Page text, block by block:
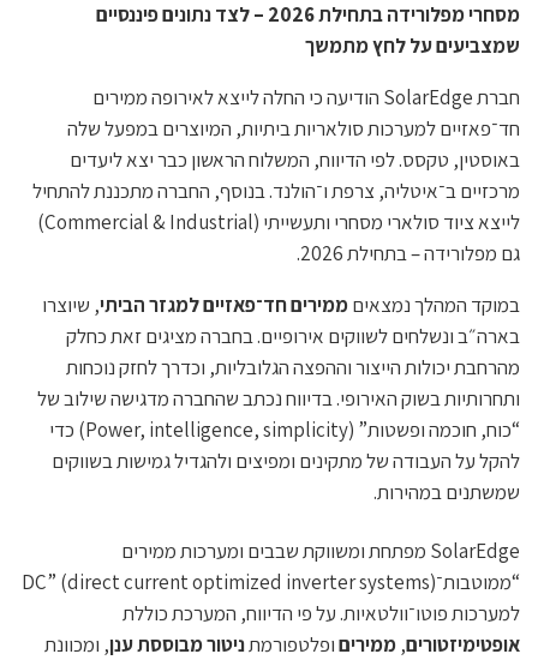
מסחרי מפלורידה בתחילת 2026 – לצד נתונים פיננסיים
שמצביעים על לחץ מתמשך
חברת SolarEdge הודיעה כי החלה לייצא לאירופה ממירים
חד־פאזיים למערכות סולאריות ביתיות, המיוצרים במפעל שלה
באוסטין, טקסס. לפי הדיווח, המשלוח הראשון כבר יצא ליעדים
מרכזיים ב־איטליה, צרפת ו־הולנד. בנוסף, החברה מתכננת להתחיל
לייצא ציוד סולארי מסחרי ותעשייתי (Commercial & Industrial)
גם מפלורידה – בתחילת 2026.
במוקד המהלך נמצאיםממירים חד־פאזיים למגזר הביתי, שיוצרו
בארה״ב ונשלחים לשווקים אירופיים. בחברה מציגים זאת כחלק
מהרחבת יכולות הייצור וההפצה הגלובליות, וכדרך לחזק נוכחות
ותחרותיות בשוק האירופי. בדיווח נכתב שהחברה מדגישה שילוב של
“כוח, חוכמה ופשטות” (Power, intelligence, simplicity) כדי
להקל על העבודה של מתקינים ומפיצים ולהגדיל גמישות בשווקים
שמשתנים במהירות.
SolarEdge מפתחת ומשווקת שבבים ומערכות ממירים
“ממוטבות־DC” (direct current optimized inverter systems)
למערכות פוטו־וולטאיות. על פי הדיווח, המערכת כוללת
אופטימיזטורים, ממיריםופלטפורמתניטור מבוססת ענן, ומכוונת